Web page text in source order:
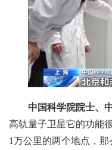
中国科学院院士、
高轨量子卫星它的功能
1万公里的两个地点，